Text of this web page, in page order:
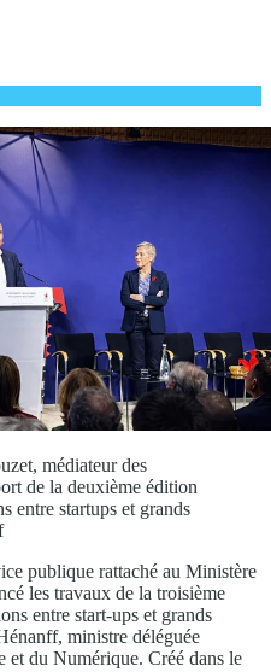
médiateur des
de la deuxième édition
entre startups et grands
publique rattaché au Ministère
les travaux de la troisième
entre start-ups et grands
ministre déléguée
et du Numérique. Créé dans le